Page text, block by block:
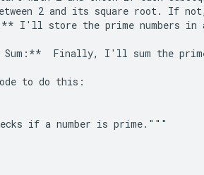
2 and its square root. If
I'll store the prime numbers
Finally, I'll sum the
to do this:
if a number is prime."""